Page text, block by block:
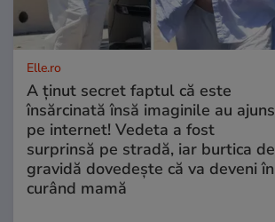
Elle.ro
A ținut secret faptul că este
însărcinată însă imaginile au ajuns
pe internet! Vedeta a fost
surprinsă pe stradă, iar burtica de
gravidă dovedește că va deveni în
curând mamă